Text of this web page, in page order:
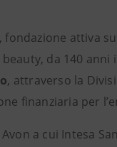
, fondazione attiva
da 140
, attraverso la
finanziaria per
a cui Intesa